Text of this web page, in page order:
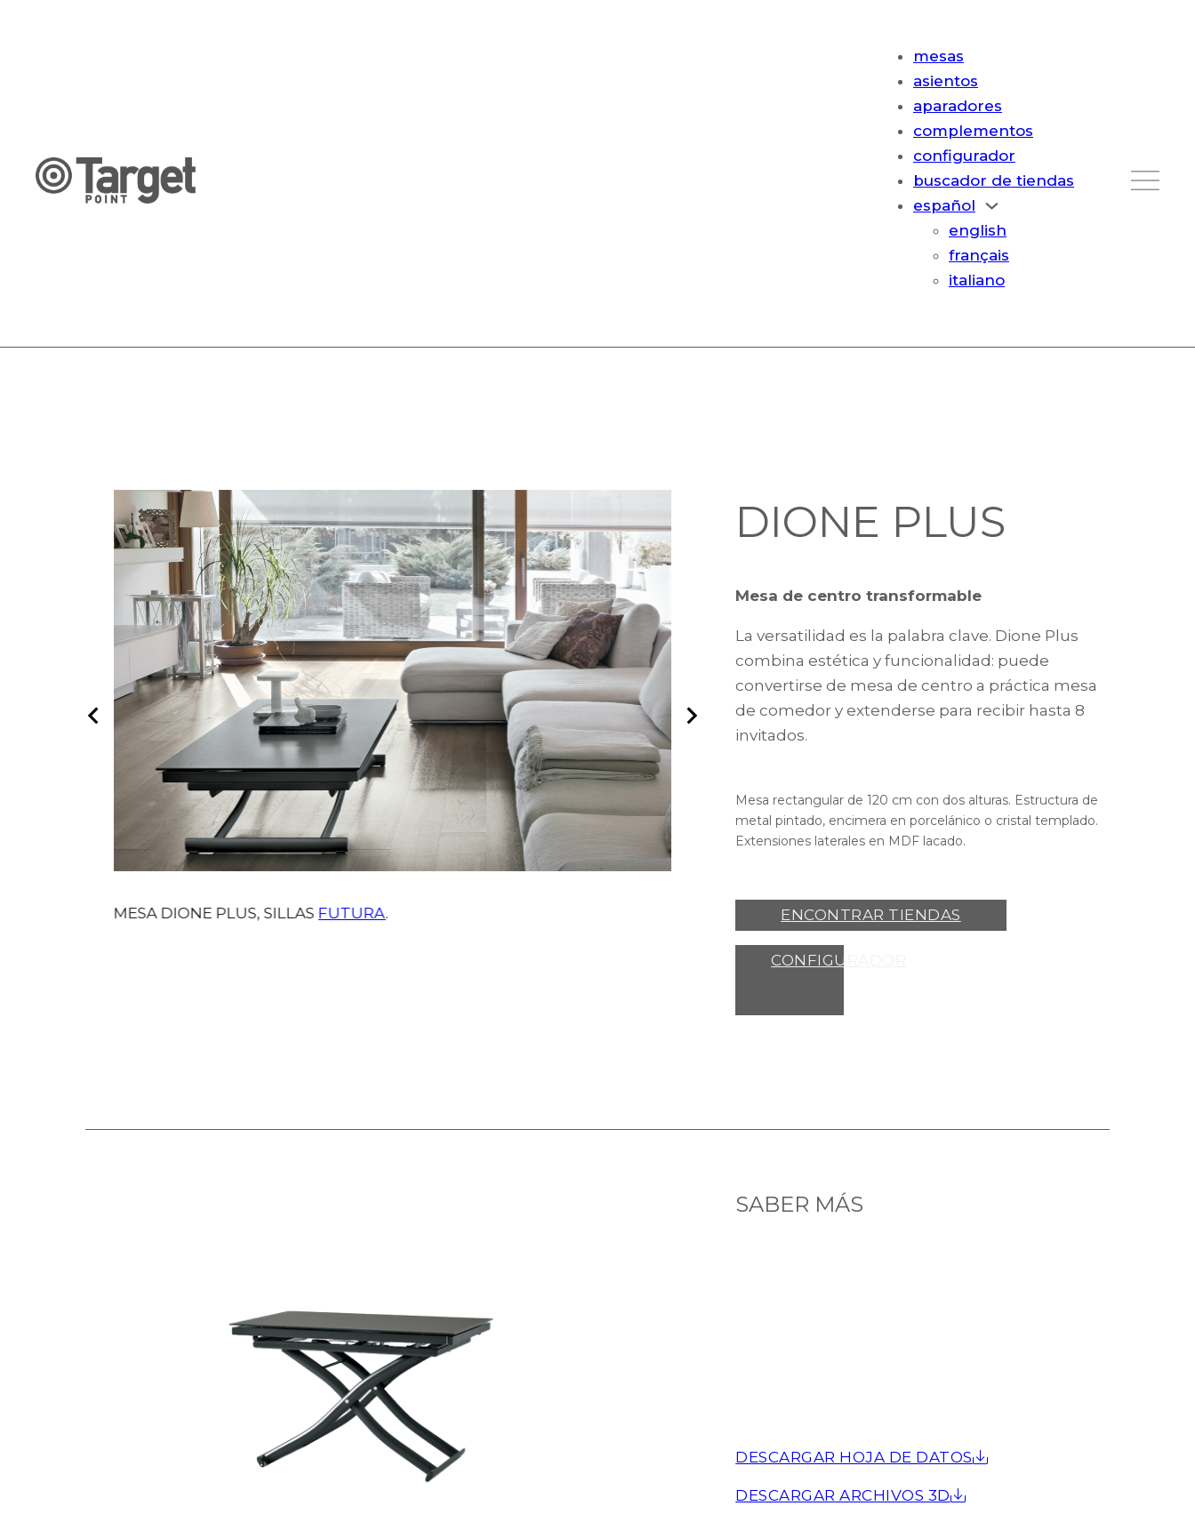
mesas
asientos
aparadores
complementos
configurador
buscador de tiendas
español
english
français
italiano
MESA DIONE PLUS, SILLAS FUTURA. MESA DIONE PLUS.
DIONE PLUS
Mesa de centro transformable
La versatilidad es la palabra clave. Dione Plus
combina estética y funcionalidad: puede
convertirse de mesa de centro a práctica mesa
de comedor y extenderse para recibir hasta 8
invitados.
Mesa rectangular de 120 cm con dos alturas. Estructura de
metal pintado, encimera en porcelánico o cristal templado.
Extensiones laterales en MDF lacado.
ENCONTRAR TIENDAS
CONFIGURADOR
SABER MÁS
DESCARGAR HOJA DE DATOS
DESCARGAR ARCHIVOS 3D